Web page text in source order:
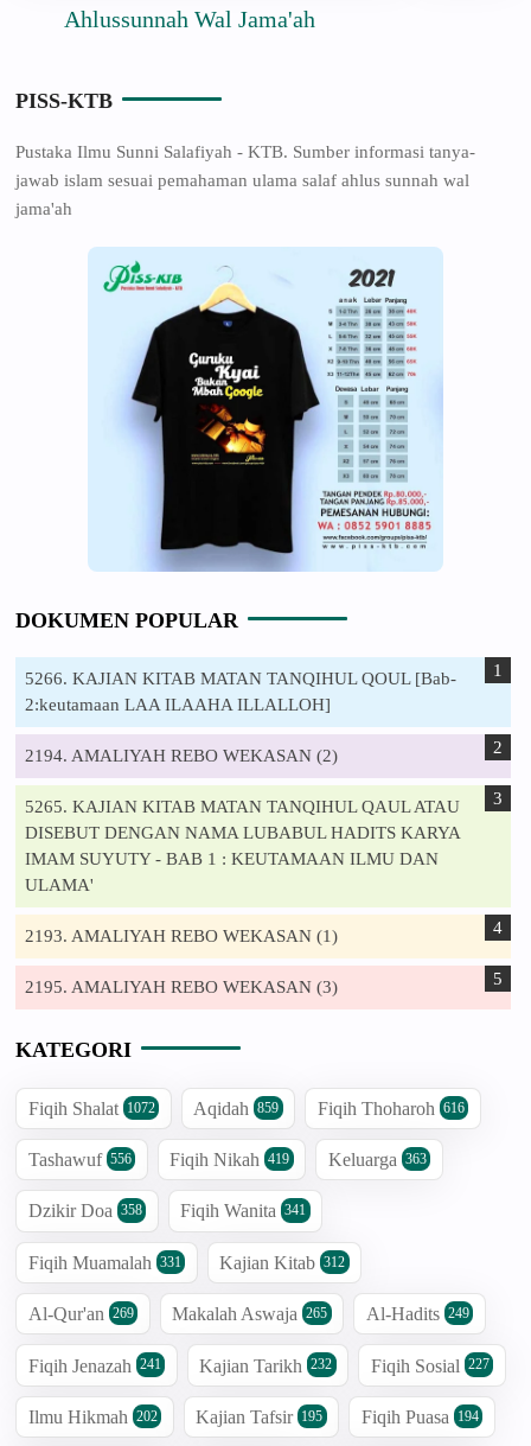
Ahlussunnah Wal Jama'ah
PISS-KTB
Pustaka Ilmu Sunni Salafiyah - KTB. Sumber informasi tanya-
jawab islam sesuai pemahaman ulama salaf ahlus sunnah wal
jama'ah
DOKUMEN POPULAR
5266. KAJIAN KITAB MATAN TANQIHUL QOUL [Bab-
2:keutamaan LAA ILAAHA ILLALLOH]
2194. AMALIYAH REBO WEKASAN (2)
5265. KAJIAN KITAB MATAN TANQIHUL QAUL ATAU
DISEBUT DENGAN NAMA LUBABUL HADITS KARYA
IMAM SUYUTY - BAB 1 : KEUTAMAAN ILMU DAN
ULAMA'
2193. AMALIYAH REBO WEKASAN (1)
2195. AMALIYAH REBO WEKASAN (3)
KATEGORI
Fiqih Shalat 1072 Aqidah 859 Fiqih Thoharoh 616
Tashawuf 556 Fiqih Nikah 419 Keluarga 363
Dzikir Doa 358 Fiqih Wanita 341
Fiqih Muamalah 331 Kajian Kitab 312
Al-Qur'an 269 Makalah Aswaja 265 Al-Hadits 249
Fiqih Jenazah 241 Kajian Tarikh 232 Fiqih Sosial 227
Ilmu Hikmah 202 Kajian Tafsir 195 Fiqih Puasa 194